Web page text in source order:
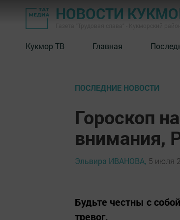
НОВОСТИ
Кукмор ТВ Главная
ПОСЛЕДНИЕ НОВОСТИ
Гороскоп
внимания,
Эльвира ИВАНОВА, 5 июля
Будьте честны с
тревог.